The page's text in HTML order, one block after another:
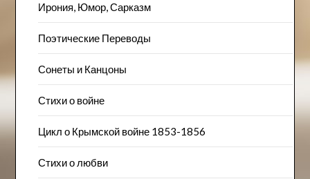
Ирония, Юмор, Сарказм
Поэтические Переводы
Сонеты и Канцоны
Стихи о войне
Цикл о Крымской войне 1853-1856
Стихи о любви